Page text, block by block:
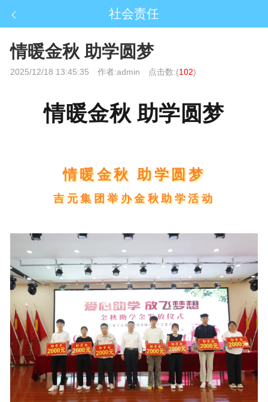
社会责任
情暖金秋 助学圆梦
2025/12/18 13:45:35 作者:admin 点击数:(102)
情暖金秋 助学圆梦
情暖金秋 助学圆梦
吉元集团举办金秋助学活动